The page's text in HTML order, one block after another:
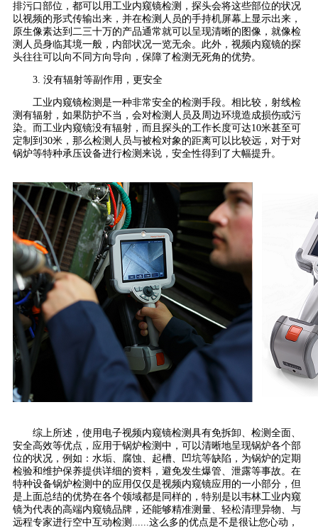
排污口部位，都可以用工业内窥镜检测，探头会将这些部位的状况
以视频的形式传输出来，并在检测人员的手持机屏幕上显示出来，
原生像素达到二三十万的产品通常就可以呈现清晰的图像，就像检
测人员身临其境一般，内部状况一览无余。此外，视频内窥镜的探
头往往可以向不同方向导向，保障了检测无死角的优势。
3. 没有辐射等副作用，更安全
工业内窥镜检测是一种非常安全的检测手段。相比较，射线检
测有辐射，如果防护不当，会对检测人员及周边环境造成损伤或污
染。而工业内窥镜没有辐射，而且探头的工作长度可达10米甚至可
定制到30米，那么检测人员与被检对象的距离可以比较远，对于对
锅炉等特种承压设备进行检测来说，安全性得到了大幅提升。
综上所述，使用电子视频内窥镜检测具有免拆卸、检测全面、
安全高效等优点，应用于锅炉检测中，可以清晰地呈现锅炉各个部
位的状况，例如：水垢、腐蚀、起槽、凹坑等缺陷，为锅炉的定期
检验和维护保养提供详细的资料，避免发生爆管、泄露等事故。在
特种设备锅炉检测中的应用仅仅是视频内窥镜应用的一小部分，但
是上面总结的优势在各个领域都是同样的，特别是以韦林工业内窥
镜为代表的高端内窥镜品牌，还能够精准测量、轻松清理异物、与
远程专家进行空中互动检测......这么多的优点是不是很让您心动，